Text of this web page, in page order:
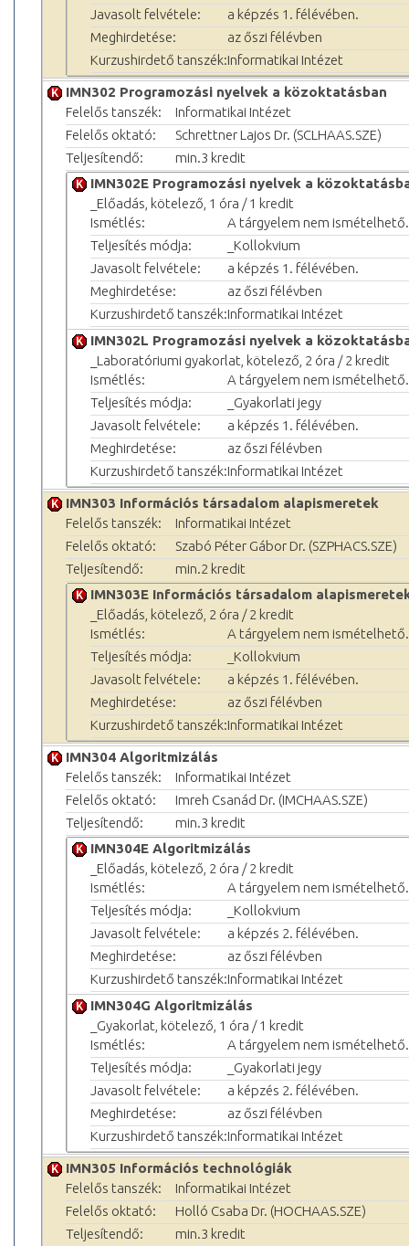
Javasolt felvétele:
a képzés 1. félévében.
Meghirdetése:
az őszi félévben
Kurzushirdető tanszék:Informatikai Intézet
IMN302 Programozási nyelvek a közoktatásban
Felelős tanszék:
Informatikai Intézet
Felelős oktató:
Schrettner Lajos Dr. (SCLHAAS.SZE)
Teljesítendő:
min.3 kredit
IMN302E Programozási nyelvek a
_Előadás, kötelező, 1 óra / 1 kredit
Ismétlés:
A tárgyelem nem ismételhető.
Teljesítés módja:
_Kollokvium
Javasolt felvétele:
a képzés 1. félévében.
Meghirdetése:
az őszi félévben
Kurzushirdető tanszék:Informatikai Intézet
IMN302L Programozási nyelvek a
_Laboratóriumi gyakorlat, kötelező, 2 óra / 2 kredit
Ismétlés:
A tárgyelem nem ismételhető.
Teljesítés módja:
_Gyakorlati jegy
Javasolt felvétele:
a képzés 1. félévében.
Meghirdetése:
az őszi félévben
Kurzushirdető tanszék:Informatikai Intézet
IMN303 Információs társadalom alapismeretek
Felelős tanszék:
Informatikai Intézet
Felelős oktató:
Szabó Péter Gábor Dr. (SZPHACS.SZE)
Teljesítendő:
min.2 kredit
IMN303E Információs társadalom
_Előadás, kötelező, 2 óra / 2 kredit
Ismétlés:
A tárgyelem nem ismételhető.
Teljesítés módja:
_Kollokvium
Javasolt felvétele:
a képzés 1. félévében.
Meghirdetése:
az őszi félévben
Kurzushirdető tanszék:Informatikai Intézet
IMN304 Algoritmizálás
Felelős tanszék:
Informatikai Intézet
Felelős oktató:
Imreh Csanád Dr. (IMCHAAS.SZE)
Teljesítendő:
min.3 kredit
IMN304E Algoritmizálás
_Előadás, kötelező, 2 óra / 2 kredit
Ismétlés:
A tárgyelem nem ismételhető.
Teljesítés módja:
_Kollokvium
Javasolt felvétele:
a képzés 2. félévében.
Meghirdetése:
az őszi félévben
Kurzushirdető tanszék:Informatikai Intézet
IMN304G Algoritmizálás
_Gyakorlat, kötelező, 1 óra / 1 kredit
Ismétlés:
A tárgyelem nem ismételhető.
Teljesítés módja:
_Gyakorlati jegy
Javasolt felvétele:
a képzés 2. félévében.
Meghirdetése:
az őszi félévben
Kurzushirdető tanszék:Informatikai Intézet
IMN305 Információs technológiák
Felelős tanszék:
Informatikai Intézet
Felelős oktató:
Holló Csaba Dr. (HOCHAAS.SZE)
Teljesítendő:
min.3 kredit